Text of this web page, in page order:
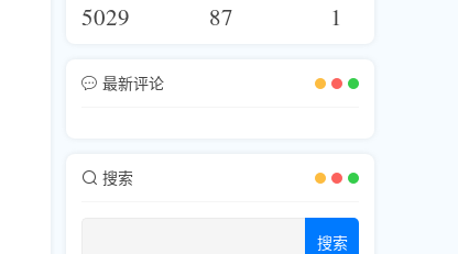
5029 87 1
最新评论
搜索
搜索